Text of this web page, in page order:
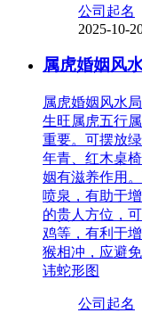
公司起名
2025-10-
属虎婚姻风
属虎婚姻风水
生旺属虎五行
重要。可摆放
年青、红木桌
姻有滋养作用
喷泉，有助于
的贵人方位，
鸡等，有利于
猴相冲，应避
讳蛇形图
公司起名